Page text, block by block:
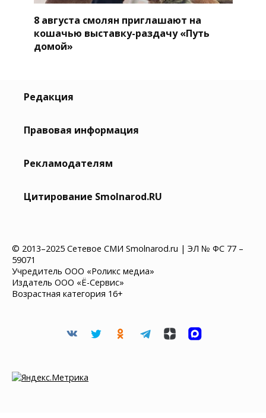
8 августа смолян приглашают на
кошачью выставку-раздачу «Путь
домой»
Редакция
Правовая информация
Рекламодателям
Цитирование Smolnarod.RU
© 2013–2025 Сетевое СМИ Smolnarod.ru | ЭЛ № ФС 77 –
59071
Учредитель ООО «Роликс медиа»
Издатель ООО «Ё-Сервис»
Возрастная категория 16+